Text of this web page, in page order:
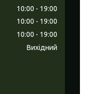
10:00 19:00
10:00 19:00
10:00 19:00
Вихідний